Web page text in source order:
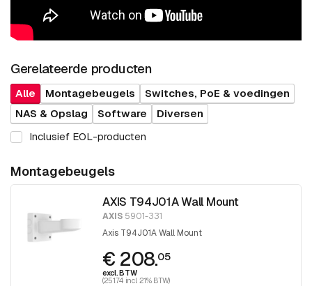
Gerelateerde producten
Alle Montagebeugels
Switches, PoE & voedingen
NAS & Opslag
Software
Diversen
Inclusief EOL-producten
Montagebeugels
AXIS T94J01A Wall Mount
AXIS 5901-331
Axis T94J01A Wall Mount
€ 208.05
excl. BTW
(251.74 incl. 21% BTW)